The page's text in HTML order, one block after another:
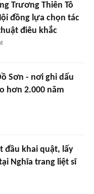
Trương Thiên Tô
đồng lựa chọn tác
điêu khắc
Sơn - nơi ghi dấu
hơn 2.000 năm
đầu khai quật, lấy
Nghĩa trang liệt sĩ